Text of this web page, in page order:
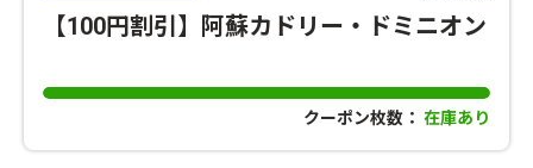
【100円割引】阿蘇カドリー・ドミニオン
クーポン枚数： 在庫あり